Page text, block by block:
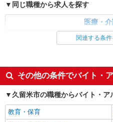
派遣社員
株式会社kotrio /●FK-H-2010169
西鉄久留米駅
事や掃除など
最寄り駅：
キープ
派遣社員
同じ職種から求人を探す
医療・
未経験歓迎
週2～3日勤務OK
交通費支給
関連する条
その他の条件でバイト・
久留米市の職種からバイト・
教育・保育